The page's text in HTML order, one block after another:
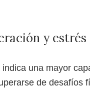
y estrés
una mayor
de desafíos